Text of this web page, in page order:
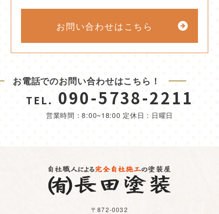
お問い合わせはこちら
お電話でのお問い合わせはこちら！
TEL. 090-5738-2211
営業時間：8:00~18:00 定休日：日曜日
〒872-0032